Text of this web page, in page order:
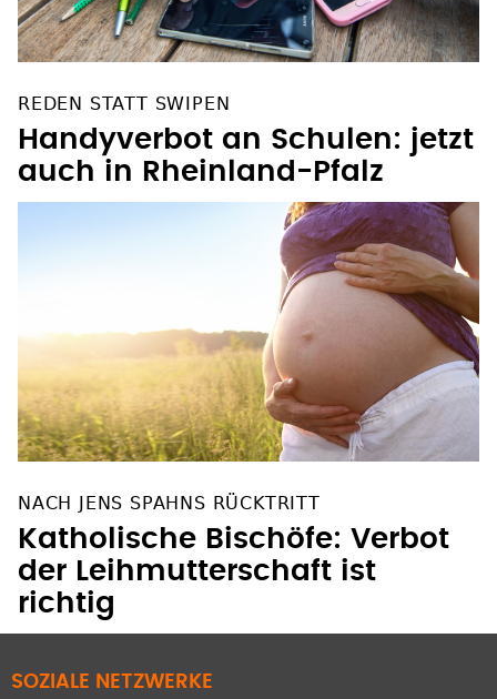
REDEN STATT SWIPEN
Handyverbot an Schulen: jetzt
auch in Rheinland-Pfalz
NACH JENS SPAHNS RÜCKTRITT
Katholische Bischöfe: Verbot
der Leihmutterschaft ist
richtig
SOZIALE NETZWERKE